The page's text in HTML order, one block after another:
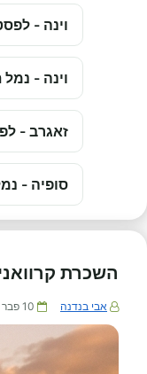
וינה -
וינה -
זאגרב -
סופיה -
השכרת
אבי בנדנה 10 פבר 2018